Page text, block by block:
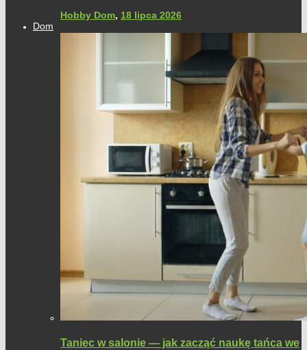
Hobby Dom, 18 lipca 2026
Dom
Taniec w salonie — jak zacząć naukę tańca we